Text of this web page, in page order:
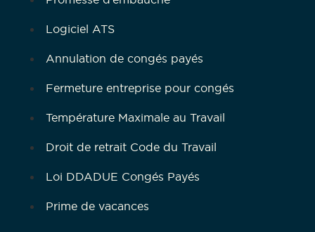
Logiciel ATS
Annulation de congés payés
Fermeture entreprise pour congés
Température Maximale au Travail
Droit de retrait Code du Travail
Loi DDADUE Congés Payés
Prime de vacances